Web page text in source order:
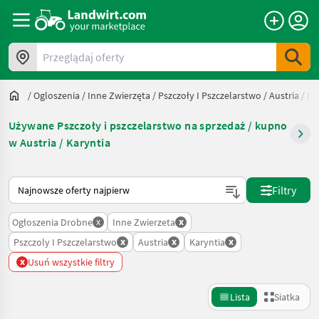
Przeglądaj oferty
/Ogloszenia / Inne Zwierzęta / Pszczoły I Pszczelarstwo /Austria /
Używane Pszczoły i pszczelarstwo na sprzedaż / kupno
w Austria / Karyntia
Tak sortuje się na Landwirt.com
Filtry
Ogłoszenia Drobne x Inne Zwierzeta x
Pszczoly I Pszczelarstwo x Austria x Karyntia x
x Usuń wszystkie filtry
Lista Siatka